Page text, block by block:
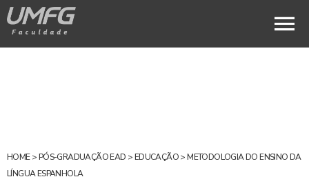
HOME>PÓS-GRADUAÇÃO EAD >EDUCAÇÃO>METODOLOGIA DO ENSINO DA
LÍNGUA ESPANHOLA